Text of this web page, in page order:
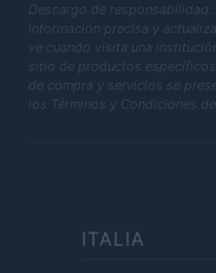
Descargo de responsabilidad:
información precisa y
ve cuando visita una
sitio de productos
de compra y servicios se
los Términos y Condiciones
ITALIA